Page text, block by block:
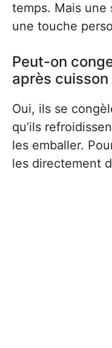
temps. Mais une
une touche
Peut-on
après cuisson
Oui, ils se
qu’ils
les emballer.
les directement